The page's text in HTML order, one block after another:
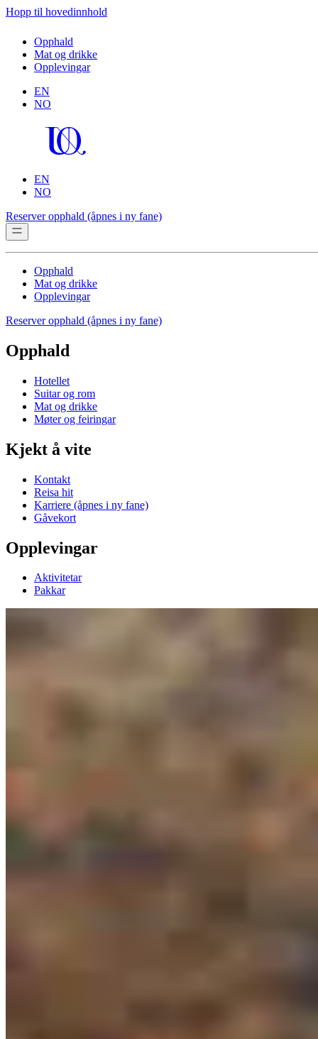
Hopp til hovedinnhold
Opphald
Mat og drikke
Opplevingar
EN
NO
EN
NO
Reserver opphald (åpnes i ny fane)
Opphald
Mat og drikke
Opplevingar
Reserver opphald (åpnes i ny fane)
Opphald
Hotellet
Suitar og rom
Mat og drikke
Møter og feiringar
Kjekt å vite
Kontakt
Reisa hit
Karriere (åpnes i ny fane)
Gåvekort
Opplevingar
Aktivitetar
Pakkar